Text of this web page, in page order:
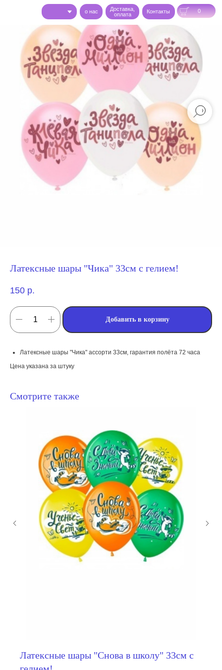
0
Доставка,
оплата
Контакты
Латексные шары "Чика" 33см с гелием!
150 р.
Добавить в корзину
Латексные шары "Чика" ассорти 33см, гарантия полёта 72 часа
Цена указана за штуку
Смотрите также
Латексные шары "Снова в школу" 33см с
мероприятий (от детских до